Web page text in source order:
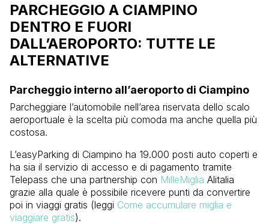
PARCHEGGIO A CIAMPINO
DENTRO E FUORI
DALL’AEROPORTO: TUTTE LE
ALTERNATIVE
Parcheggio interno all’aeroporto di Ciampino
Parcheggiare l’automobile nell’area riservata dello scalo
aeroportuale è la scelta più comoda ma anche quella più
costosa.
L’easyParking di Ciampino ha 19.000 posti auto coperti e
ha sia il servizio di accesso e di pagamento tramite
Telepass che una partnership con MilleMiglia Alitalia
grazie alla quale è possibile ricevere punti da convertire
poi in viaggi gratis (leggi Come accumulare miglia e
viaggiare gratis).